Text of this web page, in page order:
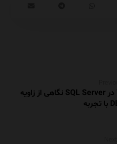
درک عمیق Wait Statistics در SQL Server نگاهی از زاویه